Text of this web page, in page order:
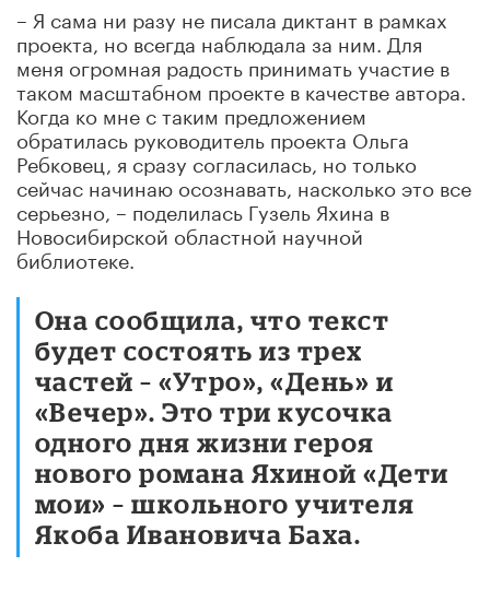
– Я сама ни разу не писала диктант в рамках
проекта, но всегда наблюдала за ним. Для
меня огромная радость принимать участие в
таком масштабном проекте в качестве автора.
Когда ко мне с таким предложением
обратилась руководитель проекта Ольга
Ребковец, я сразу согласилась, но только
сейчас начинаю осознавать, насколько это все
серьезно, – поделилась Гузель Яхина в
Новосибирской областной научной
библиотеке.
Она сообщила, что текст
будет состоять из трех
частей – «Утро», «День» и
«Вечер». Это три кусочка
одного дня жизни героя
нового романа Яхиной «Дети
мои» – школьного учителя
Якоба Ивановича Баха.